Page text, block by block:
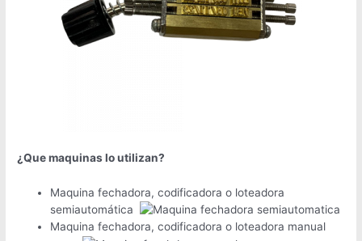
¿Que maquinas lo utilizan?
Maquina fechadora, codificadora o loteadora
semiautomática
Maquina fechadora, codificadora o loteadora manual